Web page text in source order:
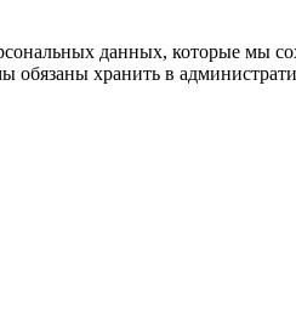
данных, которые мы
хранить в